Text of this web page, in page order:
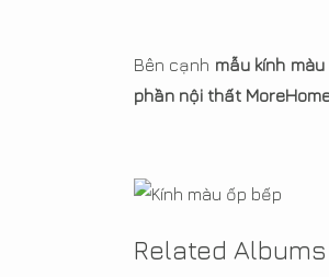
Bên cạnh mẫu kính
phần nội thất
Related Albums